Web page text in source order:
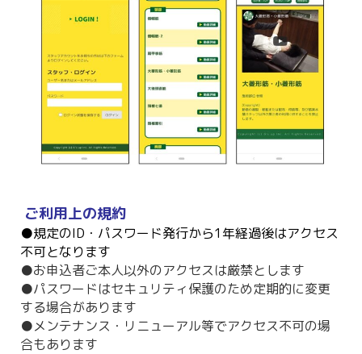
ご利用上の規約
●規定のID・パスワード発行から1年経過後はアクセス
不可となります
●お申込者ご本人以外のアクセスは厳禁とします
●パスワードはセキュリティ保護のため定期的に変更
する場合があります
●メンテナンス・リニューアル等でアクセス不可の場
合もあります